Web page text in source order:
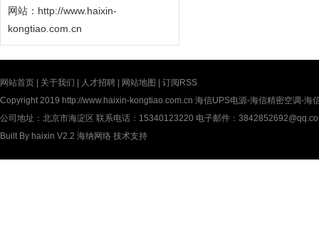
网站： http://www.haixin-
kongtiao.com.cn
网站首页 关于我们 人才招聘 网站地图
订阅RSS
Copyright 2019 http://www.haixin-kongtiao.com.cn 海信UPS电源-海信精密空调-海
公司地址：北京市海淀区 联系电话：15340123220 电子邮件：
Built By haixin V2.2 海纳网络 技术支持